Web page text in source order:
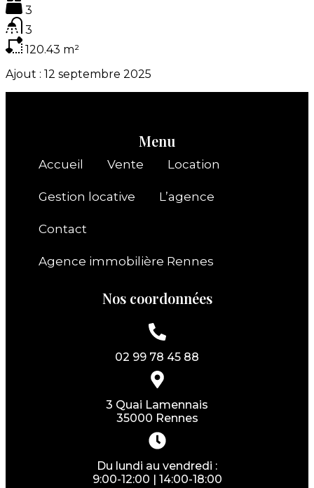
3
3
120.43 m²
Ajout : 12 septembre 2025
Menu
Accueil Vente Location
Gestion locative L’agence
Contact
Agence immobilière Rennes
Nos coordonnées
02 99 78 45 88
3 Quai Lamennais
35000 Rennes
Du lundi au vendredi :
9:00-12:00 | 14:00-18:00